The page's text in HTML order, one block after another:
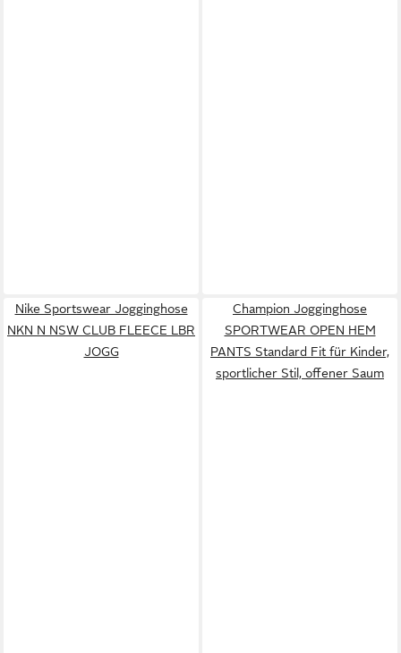
Nike Sportswear Jogginghose
NKN N NSW CLUB FLEECE LBR
JOGG
Champion Jogginghose
SPORTWEAR OPEN HEM
PANTS Standard Fit für Kinder,
sportlicher Stil, offener Saum